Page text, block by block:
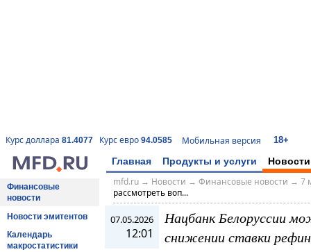
Курс доллара 81.4077 Курс евро 94.0585 Мобильная версия 18+
Главная Продукты и услуги Новости
Финансовые
новости
Новости эмитентов
Календарь
макростатистики
mfd.ru→ Новости → Финансовые новости → 7
рассмотреть воп...
07.05.2026
12:01
Нацбанк Белоруссии
снижении ставки